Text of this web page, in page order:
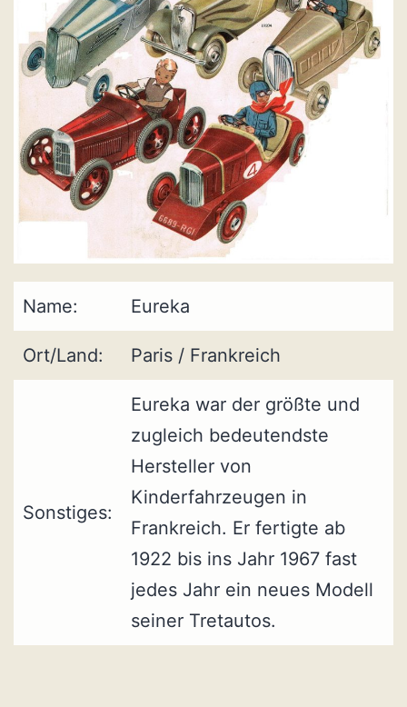
Name: Eureka
Ort/Land: Paris / Frankreich
Sonstiges:
Eureka war der größte und
zugleich bedeutendste
Hersteller von
Kinderfahrzeugen in
Frankreich. Er fertigte ab
1922 bis ins Jahr 1967 fast
jedes Jahr ein neues Modell
seiner Tretautos.